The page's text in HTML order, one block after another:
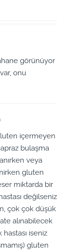
görünüyor
onu
içermeyen
bulaşma
veya
gluten
miktarda bir
değilseniz
çok çok düşük
alınabilecek
iseniz
gluten